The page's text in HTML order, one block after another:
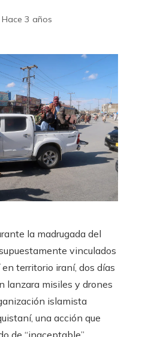
Hace 3 años
la madrugada del
vinculados
territorio iraní, dos días
lanzara misiles y drones
islamista
una acción que